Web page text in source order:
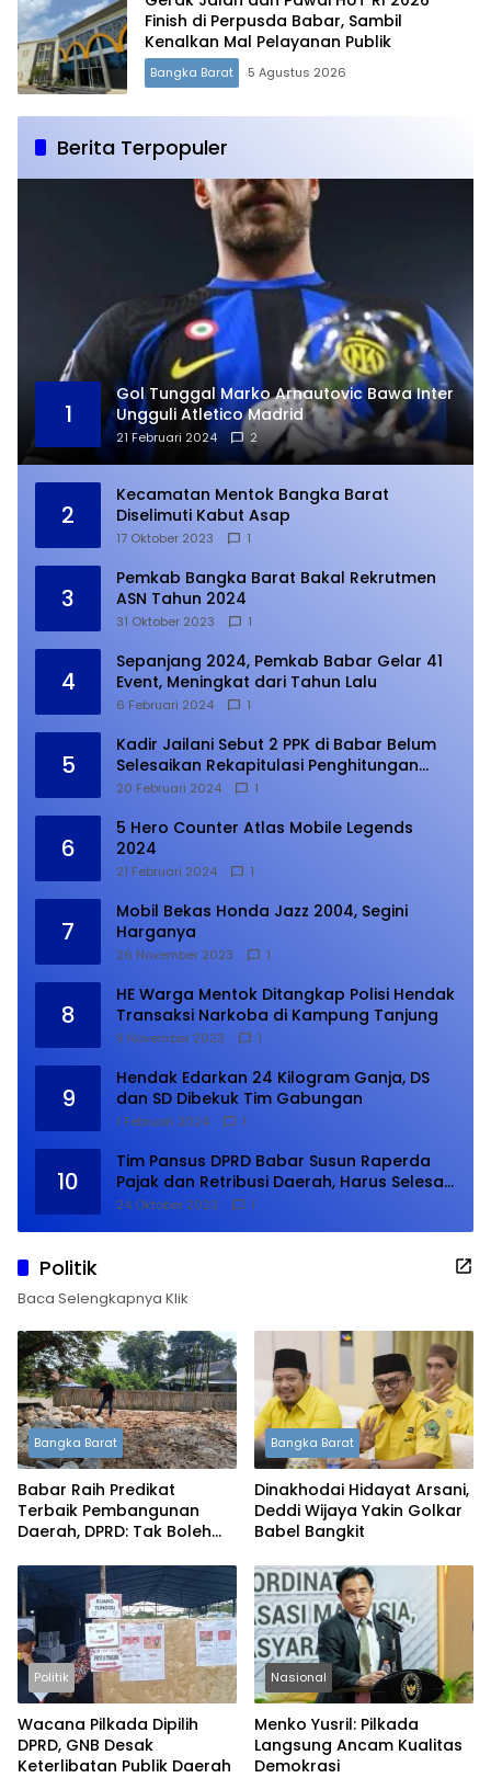
Finish di Perpusda Babar, Sambil
Kenalkan Mal Pelayanan Publik
Bangka Barat 5 Agustus 2026
Berita Terpopuler
1
Gol Tunggal Marko Arnautovic Bawa Inter
Ungguli Atletico Madrid
21 Februari 2024 2
2
Kecamatan Mentok Bangka Barat
Diselimuti Kabut Asap
17 Oktober 2023 1
3
Pemkab Bangka Barat Bakal Rekrutmen
ASN Tahun 2024
31 Oktober 2023 1
4
Sepanjang 2024, Pemkab Babar Gelar 41
Event, Meningkat dari Tahun Lalu
6 Februari 2024 1
5
Kadir Jailani Sebut 2 PPK di Babar Belum
Selesaikan Rekapitulasi Penghitungan
Suara
20 Februari 2024 1
6
5 Hero Counter Atlas Mobile Legends
2024
21 Februari 2024 1
7
Mobil Bekas Honda Jazz 2004, Segini
Harganya
26 November 2023 1
8
HE Warga Mentok Ditangkap Polisi Hendak
Transaksi Narkoba di Kampung Tanjung
9 November 2023 1
9
Hendak Edarkan 24 Kilogram Ganja, DS
dan SD Dibekuk Tim Gabungan
1 Februari 2024 1
10
Tim Pansus DPRD Babar Susun Raperda
Pajak dan Retribusi Daerah, Harus Selesai
Januari 2024
24 Oktober 2023 1
Politik
Baca Selengkapnya Klik
Bangka Barat
Babar Raih Predikat
Terbaik Pembangunan
Daerah, DPRD: Tak Boleh
Bangka Barat
Dinakhodai Hidayat Arsani,
Deddi Wijaya Yakin Golkar
Babel Bangkit
Politik
Wacana Pilkada Dipilih
DPRD, GNB Desak
Keterlibatan Publik Daerah
Nasional
Menko Yusril: Pilkada
Langsung Ancam Kualitas
Demokrasi